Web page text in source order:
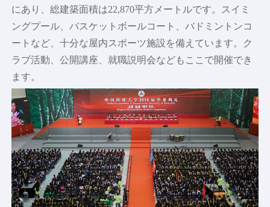
にあり、総建築面積は22,870平方メートルです。スイミ
ングプール、バスケットボールコート、バドミントンコ
ートなど、十分な屋内スポーツ施設を備えています。ク
ラブ活動、公開講座、就職説明会などもここで開催でき
ます。